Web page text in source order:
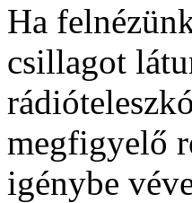
Ha
csillagot
megfigyelő
igénybe